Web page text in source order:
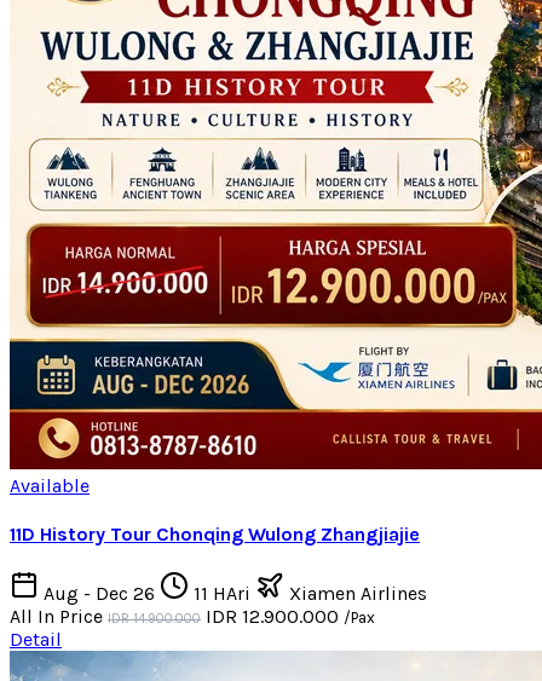
Available
11D History Tour Chonqing Wulong Zhangjiajie
Aug - Dec 26 11 HAri
Xiamen Airlines
All In Price IDR 14.900.000 IDR 12.900.000 /Pax
Detail